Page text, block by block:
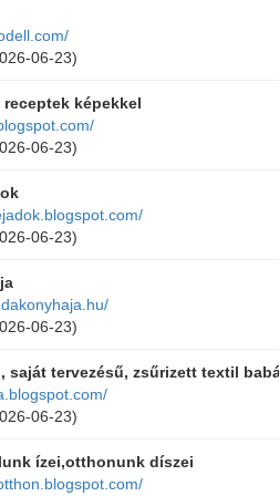
06-23)
képekkel
06-23)
06-23)
06-23)
saját tervezésű, zsűrizett textil
06-23)
ízei,otthonunk díszei